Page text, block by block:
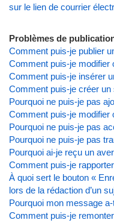
sur le lien de courrier
Problèmes de
Comment puis-je publier
Comment puis-je modifier
Comment puis-je insérer
Comment puis-je créer un
Pourquoi ne puis-je pas
Comment puis-je modifier
Pourquoi ne puis-je pas
Pourquoi ne puis-je pas
Pourquoi ai-je reçu un
Comment puis-je
À quoi sert le bouton «
lors de la rédaction d’un
Pourquoi mon message
Comment puis-je